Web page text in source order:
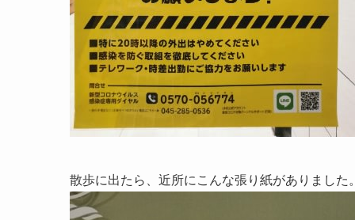
散歩に出たら、近所にこんな張り紙がありました